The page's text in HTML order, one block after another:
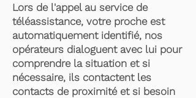
Lors de l'appel au service de
téléassistance, votre proche est
automatiquement identifié, nos
opérateurs dialoguent avec lui pour
comprendre la situation et si
nécessaire, ils contactent les
contacts de proximité et si besoin